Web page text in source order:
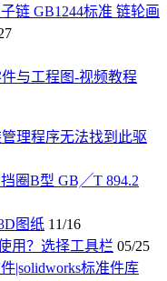
链 GB1244标准 链轮画
件与工程图-视频教程
理程序无法找到此驱
圈B型 GB╱T 894.2
图纸 11/16
用？选择工具栏 05/25
|solidworks标准件库